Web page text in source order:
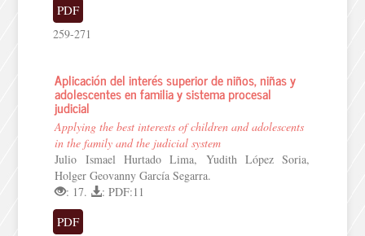
PDF
259-271
Aplicación del interés superior de niños, niñas y
adolescentes en familia y sistema procesal
judicial
Applying the best interests of children and adolescents
in the family and the judicial system
Julio Ismael Hurtado Lima, Yudith López Soria,
Holger Geovanny García Segarra.
: 17.
: PDF:11
PDF